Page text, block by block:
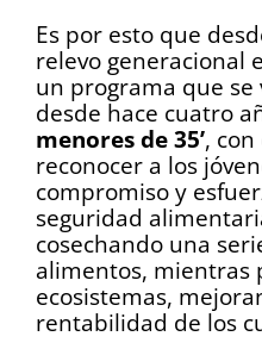
Es por esto que
relevo generacional
un programa que
desde hace cuatro
menores de 35’,
reconocer a los
compromiso y
seguridad
cosechando una
alimentos, mientras
ecosistemas,
rentabilidad de los